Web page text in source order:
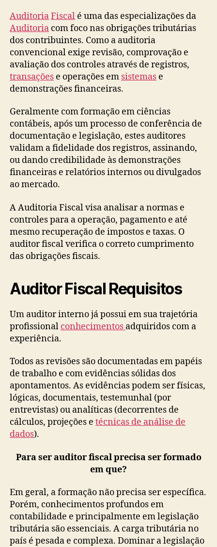
AuditoriaFiscal é uma das especializações da
Auditoria com foco nas obrigações tributárias
dos contribuintes. Como a auditoria
convencional exige revisão, comprovação e
avaliação dos controles através de registros,
transações e operações em sistemas e
demonstrações financeiras.
Geralmente com formação em ciências
contábeis, após um processo de conferência de
documentação e legislação, estes auditores
validam a fidelidade dos registros, assinando,
ou dando credibilidade às demonstrações
financeiras e relatórios internos ou divulgados
ao mercado.
A Auditoria Fiscal visa analisar a normas e
controles para a operação, pagamento e até
mesmo recuperação de impostos e taxas. O
auditor fiscal verifica o correto cumprimento
das obrigações fiscais.
Auditor Fiscal Requisitos
Um auditor interno já possui em sua trajetória
profissional conhecimentos adquiridos com a
experiência.
Todos as revisões são documentadas em papéis
de trabalho e com evidências sólidas dos
apontamentos. As evidências podem ser físicas,
lógicas, documentais, testemunhal (por
entrevistas) ou analíticas (decorrentes de
cálculos, projeções e técnicas de análise de
dados).
Para ser auditor fiscal precisa ser formado
em que?
Em geral, a formação não precisa ser específica.
Porém, conhecimentos profundos em
contabilidade e principalmente em legislação
tributária são essenciais. A carga tributária no
país é pesada e complexa. Dominar a legislação